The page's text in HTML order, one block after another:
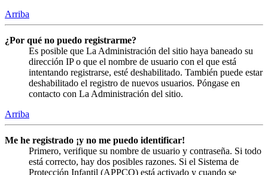
Arriba
¿Por qué no puedo registrarme?
Es posible que La Administración del sitio haya baneado su
dirección IP o que el nombre de usuario con el que está
intentando registrarse, esté deshabilitado. También puede estar
deshabilitado el registro de nuevos usuarios. Póngase en
contacto con La Administración del sitio.
Arriba
Me he registrado ¡y no me puedo identificar!
Primero, verifique su nombre de usuario y contraseña. Si todo
está correcto, hay dos posibles razones. Si el Sistema de
Protección Infantil (APPCO) está activado y cuando se